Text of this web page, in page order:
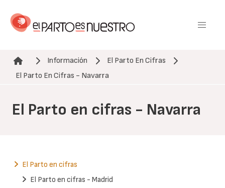
contenido
Ruta de navegación
Información
El Parto En Cifras
El Parto En Cifras - Navarra
El Parto en cifras - Navarra
El Parto en cifras
El Parto en cifras - Madrid